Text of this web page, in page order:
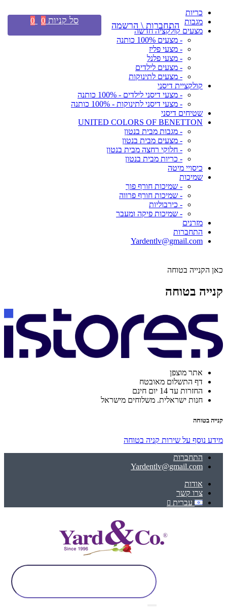
כריות
מגבות
מצעים קולקציה חדשה
- מצעים 100% כותנה
- מצעי פליז
- מצעי פלנל
- מצעים לילדים
- מצעים לתינוקות
קולקציית דיסני
- מצעי דיסני לילדים - 100% כותנה
- מצעי דיסני לתינוקות - 100% כותנה
שטיחים דיסני
UNITED COLORS OF BENETTON
- מגבות מבית בנטון
- מצעים מבית בנטון
- חלוקי רחצה מבית בנטון
- כריות מבית בנטון
כיסויי מיטה
שמיכות
- שמיכות חורף פוך
- שמיכות חורף פרווה
- כירבוליות
- שמיכות פיקה ומעבר
מזרנים
התחברות
Yardentlv@gmail.com
כאן הקנייה בטוחה
קנייה בטוחה
אתר מוצפן
דף התשלום מאובטח
החזרות עד 14 יום חינם
חנות ישראלית. משלוחים מישראל
קנייה בטוחה
מידע נוסף על שירות קניה בטוחה
התחברות
Yardentlv@gmail.com
אודות
צרו קשר
עברית
התחברות \ הרשמה סל קניות 0
0